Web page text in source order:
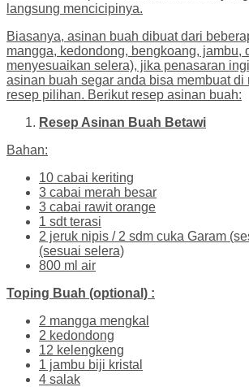
langsung mencicipinya.
Biasanya, asinan buah dibuat dari
mangga, kedondong, bengkoang, jambu,
menyesuaikan selera), jika penasaran
asinan buah segar anda bisa membuat di
resep pilihan. Berikut resep asinan buah:
Resep Asinan Buah Betawi
Bahan:
10 cabai keriting
3 cabai merah besar
3 cabai rawit orange
1 sdt terasi
2 jeruk nipis / 2 sdm cuka Garam
(sesuai selera)
800 ml air
Toping Buah (optional) :
2 mangga mengkal
2 kedondong
12 kelengkeng
1 jambu biji kristal
4 salak